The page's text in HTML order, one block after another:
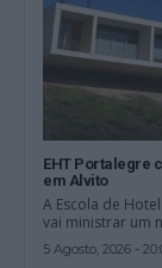
EHT Portalegre
em Alvito
A Escola de
vai ministrar um
5 Agosto, 2026 -